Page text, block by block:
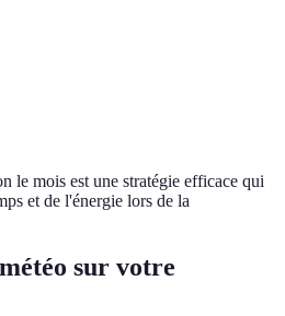
le mois est une stratégie efficace qui
et de l'énergie lors de la
sur votre